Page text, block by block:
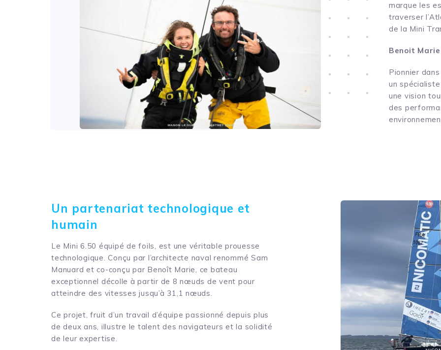
marque les
traverser
de la Mini
Benoit Marie
Pionnier
un
une vision
des
Un partenariat technologique et
humain
Le Mini 6.50 équipé de foils, est une véritable prouesse
technologique. Conçu par l’architecte naval renommé Sam
Manuard et co-conçu par Benoît Marie, ce bateau
exceptionnel décolle à partir de 8 nœuds de vent pour
atteindre des vitesses jusqu’à 31,1 nœuds.
Ce projet, fruit d’un travail d’équipe passionné depuis plus
de deux ans, illustre le talent des navigateurs et la solidité
de leur expertise.